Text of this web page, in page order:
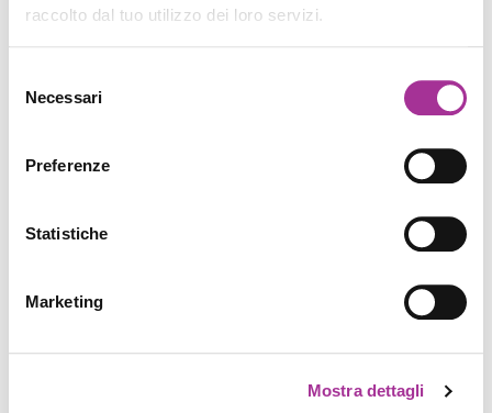
raccolto dal tuo utilizzo dei loro servizi.
delNecessari
Preferenze
Statistiche
Marketing
Mostra dettagli